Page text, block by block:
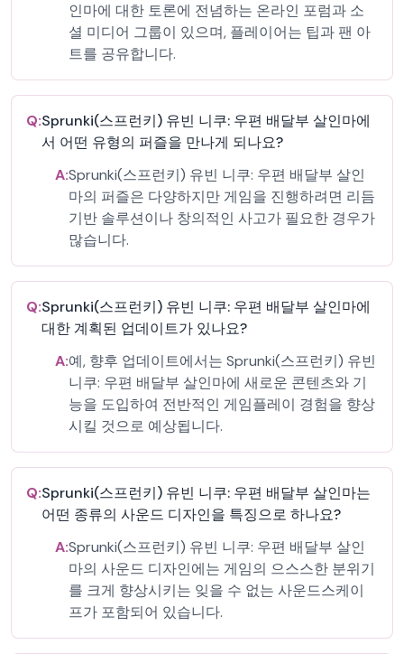
인마에 대한 토론에 전념하는 온라인 포럼과 소
셜 미디어 그룹이 있으며, 플레이어는 팁과 팬 아
트를 공유합니다.
Q:Sprunki(스프런키) 유빈 니쿠: 우편 배달부 살인마에
서 어떤 유형의 퍼즐을 만나게 되나요?
A:Sprunki(스프런키) 유빈 니쿠: 우편 배달부 살인
마의 퍼즐은 다양하지만 게임을 진행하려면 리듬
기반 솔루션이나 창의적인 사고가 필요한 경우가
많습니다.
Q:Sprunki(스프런키) 유빈 니쿠: 우편 배달부 살인마에
대한 계획된 업데이트가 있나요?
A:예, 향후 업데이트에서는 Sprunki(스프런키) 유빈
니쿠: 우편 배달부 살인마에 새로운 콘텐츠와 기
능을 도입하여 전반적인 게임플레이 경험을 향상
시킬 것으로 예상됩니다.
Q:Sprunki(스프런키) 유빈 니쿠: 우편 배달부 살인마는
어떤 종류의 사운드 디자인을 특징으로 하나요?
A:Sprunki(스프런키) 유빈 니쿠: 우편 배달부 살인
마의 사운드 디자인에는 게임의 으스스한 분위기
를 크게 향상시키는 잊을 수 없는 사운드스케이
프가 포함되어 있습니다.